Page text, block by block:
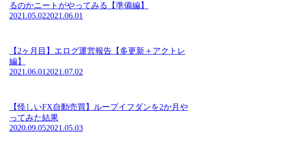
るのかニートがやってみる【準備編】
2021.05.022021.06.01
【2ヶ月目】エログ運営報告【多更新＋アクトレ
編】
2021.06.01 2021.07.02
【怪しいFX自動売買】ループイフダンを2か月や
ってみた結果
2020.09.052021.05.03